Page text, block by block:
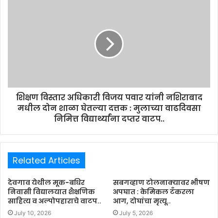
शिक्षण विस्तार अधिकारी विजय पवार यांनी नशिराबाद
मधील दोन शाळा घेतल्या दत्तक : मुलाच्या वाढदिवसा
निमित्त विद्यार्थ्यांना दप्तर वाटप..
Related Articles
देवगाव येथील मूक-बधिर
निवासी विद्यालयात शैक्षणिक
साहित्य व अल्पोपहाराचे वाटप..
July 10, 2026
सबगव्हाण टोलनाक्यावर भीषण
अपघात : केमिकल टँकरला
आग, दोघांचा मृत्यू..
July 5, 2026